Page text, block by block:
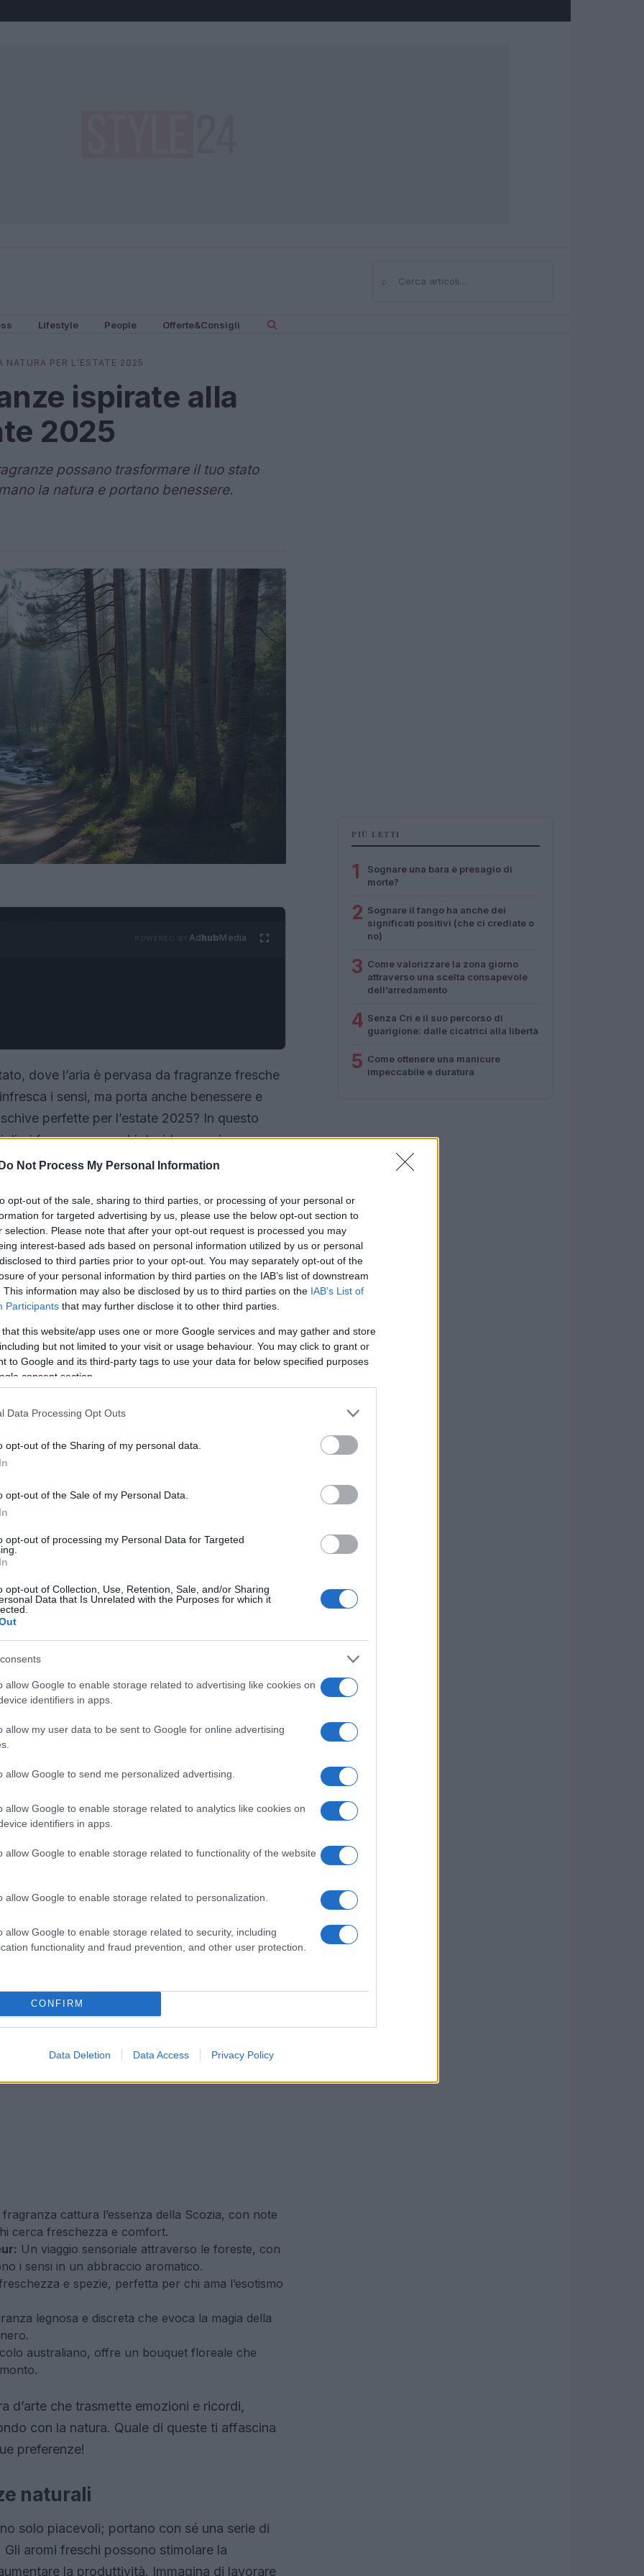
Do Not Process My Personal Information
opt-out of the sale, sharing to third parties, or processing of your personal or
for targeted advertising by us, please use the below opt-out section to
selection. Please note that after your opt-out request is processed you may
interest-based ads based on personal information utilized by us or personal
to third parties prior to your opt-out. You may separately opt-out of the
of your personal information by third parties on the IAB’s list of downstream
This information may also be disclosed by us to third parties on the IAB’s List of
Participants that may further disclose it to other third parties.
that this website/app uses one or more Google services and may gather and store
but not limited to your visit or usage behaviour. You may click to grant or
to Google and its third-party tags to use your data for below specified purposes
consent section.
Data Processing Opt Outs
opt-out of the Sharing of my personal data.
opt-out of the Sale of my Personal Data.
opt-out of processing my Personal Data for Targeted
opt-out of Collection, Use, Retention, Sale, and/or Sharing
Data that Is Unrelated with the Purposes for which it
allow Google to enable storage related to advertising like cookies on
identifiers in apps.
allow my user data to be sent to Google for online advertising
allow Google to send me personalized advertising.
allow Google to enable storage related to analytics like cookies on
identifiers in apps.
allow Google to enable storage related to functionality of the website
allow Google to enable storage related to personalization.
allow Google to enable storage related to security, including
functionality and fraud prevention, and other user protection.
CONFIRM
Data Deletion Data Access Privacy Policy
⌕Cerca
Lifestyle People Offerte&Consigli
NATURA PER L’ESTATE 2025
ispirate alla
2025
possano trasformare il tuo stato
la natura e portano benessere.
AdhubMedia
dove l’aria è pervasa da fragranze fresche
i sensi, ma porta anche benessere e
perfette per l’estate 2025? In questo
fragranze per chi desidera aggiungere un
Pronto a partire?
multisensoriale
per gli amanti della natura. Ogni angolo
muschi agli aromi dolci dei frutti rossi. 🌿 Chi
i colori vividi non sono gli unici regali della
è un’esperienza che coinvolge tutti i
ogni profumo racconta una storia di
il caldo estivo. Ma ti sei mai
sentire più vicino alla natura?
contatto con la natura può aumentare lo
passeggiata in un parco può apportare enormi
il sonno. Se non puoi trascorrere tanto tempo
con te? I profumi che evocano la
il tuo rifugio personale, un modo per riempire
pensare che puoi avere un pezzetto di
da non perdere
sognare? Ecco le cinque migliori che
fragranza cattura l’essenza della Scozia, con note
cerca freschezza e comfort.
Un viaggio sensoriale attraverso le foreste, con
i sensi in un abbraccio aromatico.
e spezie, perfetta per chi ama l’esotismo
legnosa e discreta che evoca la magia della
australiano, offre un bouquet floreale che
d’arte che trasmette emozioni e ricordi,
con la natura. Quale di queste ti affascina
preferenze!
naturali
solo piacevoli; portano con sé una serie di
aromi freschi possono stimolare la
la produttività. Immagina di lavorare
PIÙ LETTI
1
Sognare una bara è presagio di
morte?
2 Sognare il fango ha anche dei
significati positivi (che ci crediate o
no)
3 Come valorizzare la zona giorno
attraverso una scelta consapevole
dell’arredamento
4 Senza Cri e il suo percorso di
guarigione: dalle cicatrici alla libertà
5 Come ottenere una manicure
impeccabile e duratura